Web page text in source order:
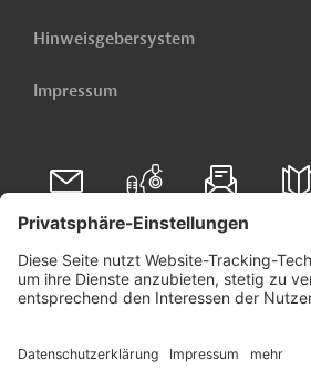
Hinweisgebersystem
Impressum
Folgen Sie uns auf
Linkedin